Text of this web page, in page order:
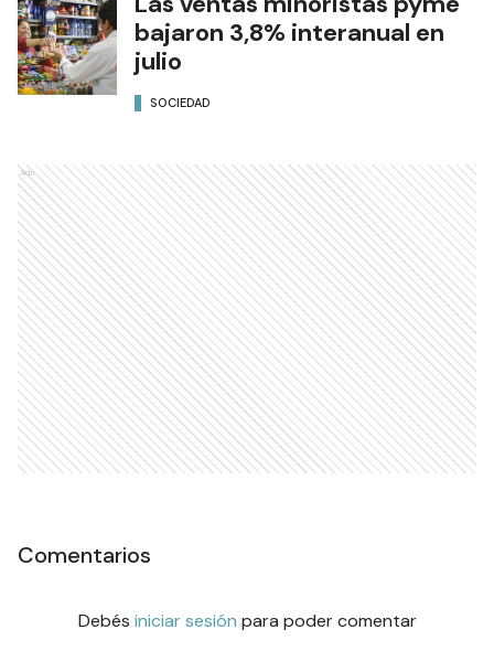
bajaron 3,8% interanual en
julio
SOCIEDAD
Ads
Comentarios
Debés iniciar sesión para poder comentar